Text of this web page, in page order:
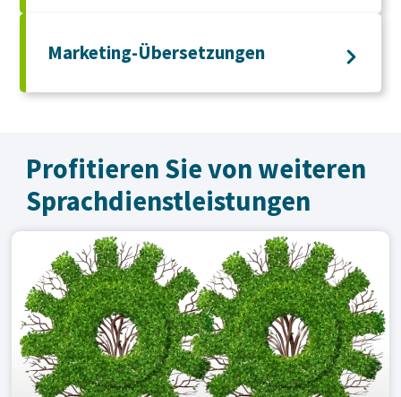
Marketing-Übersetzungen
Profitieren Sie von weiteren
Sprachdienst­leistungen